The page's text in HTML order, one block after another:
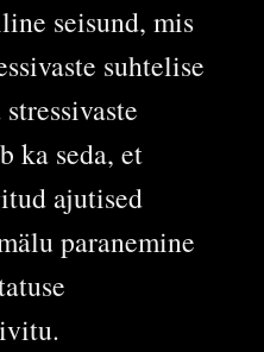
seisund, mis
suhtelise
ka seda, et
ajutised
paranemine